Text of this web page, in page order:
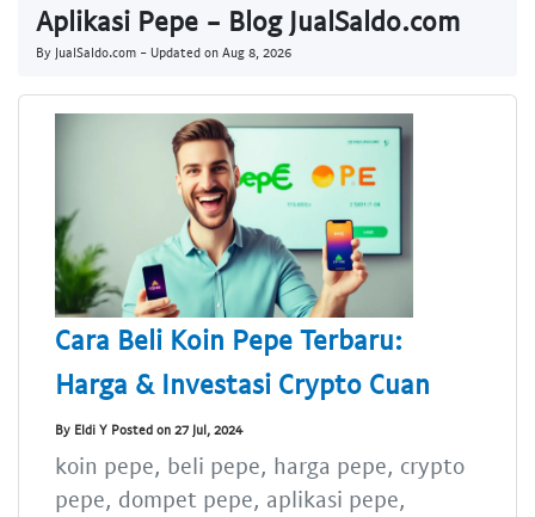
Aplikasi Pepe - Blog JualSaldo.com
By JualSaldo.com - Updated on Aug 8, 2026
Cara Beli Koin Pepe Terbaru:
Harga & Investasi Crypto Cuan
By Eldi Y Posted on 27 Jul, 2024
koin pepe, beli pepe, harga pepe, crypto
pepe, dompet pepe, aplikasi pepe,